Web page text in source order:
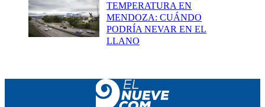
TEMPERATURA EN
MENDOZA: CUÁNDO
PODRÍA NEVAR EN EL
LLANO